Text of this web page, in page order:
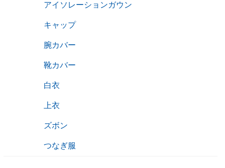
アイソレーションガウン
キャップ
腕カバー
靴カバー
白衣
上衣
ズボン
つなぎ服